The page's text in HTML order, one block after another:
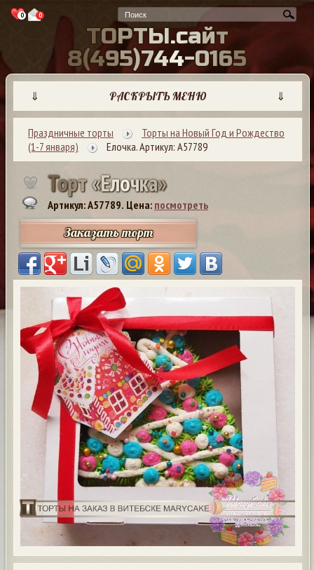
0 0
ТОРТЫ.сайт
8(495)744-0165
⇓ РАСКРЫТЬ МЕНЮ ⇓
Праздничные торты
Торты на Новый Год и Рождество
(1-7 января)
Елочка. Артикул: А57789
Торт«Елочка»
Артикул: A57789. Цена: посмотреть
Заказать торт